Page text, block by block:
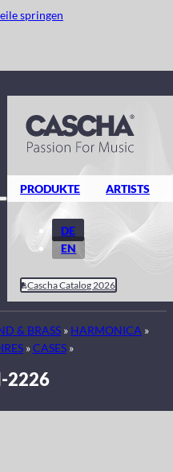
springen
PRODUKTE ARTISTS
DE
EN
Cascha Catalog 2026
& BRASS » HARMONICA »
»CASES»
2226